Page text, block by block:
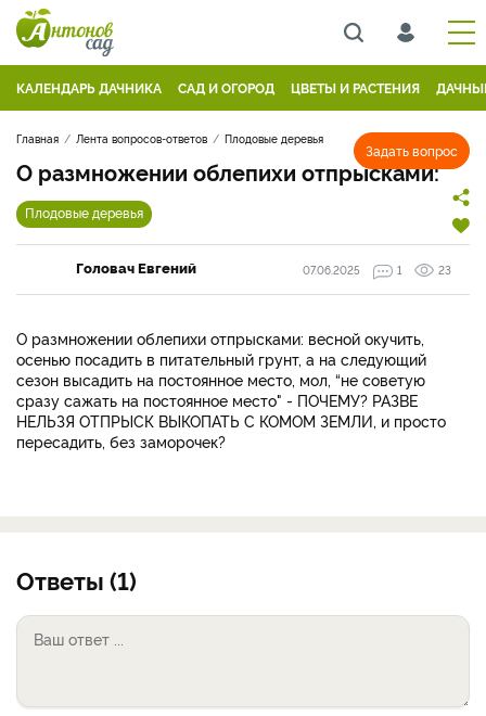
КАЛЕНДАРЬ ДАЧНИКА САД И ОГОРОД ЦВЕТЫ И РАСТЕНИЯ
Задать вопрос
Главная Лента вопросов-ответов Плодовые деревья
О размножении облепихи отпрысками:
Плодовые деревья
Головач Евгений 07.06.2025 1 23
О размножении облепихи отпрысками: весной окучить,
осенью посадить в питательный грунт, а на следующий
сезон высадить на постоянное место, мол, “не советую
сразу сажать на постоянное место" - ПОЧЕМУ? РАЗВЕ
НЕЛЬЗЯ ОТПРЫСК ВЫКОПАТЬ С КОМОМ ЗЕМЛИ, и просто
пересадить, без заморочек?
Ответы (1)